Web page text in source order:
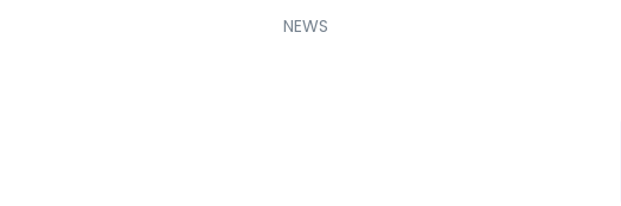
NEWS